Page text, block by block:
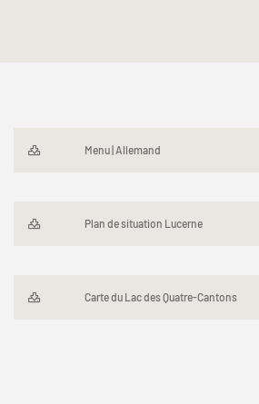
Menu | Allemand
Plan de situation Lucerne
Carte du Lac des Quatre-Cantons